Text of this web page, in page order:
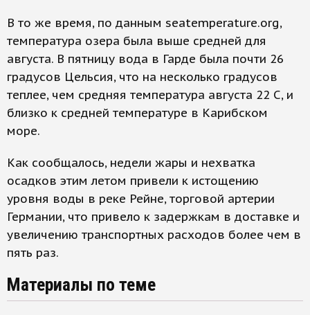
В то же время, по данным seatemperature.org,
температура озера была выше средней для
августа. В пятницу вода в Гарде была почти 26
градусов Цельсия, что на несколько градусов
теплее, чем средняя температура августа 22 C, и
близко к средней температуре в Карибском
море.
Как сообщалось, недели жары и нехватка
осадков этим летом привели к истощению
уровня воды в реке Рейне, торговой артерии
Германии, что привело к задержкам в доставке и
увеличению транспортных расходов более чем в
пять раз.
Материалы по теме